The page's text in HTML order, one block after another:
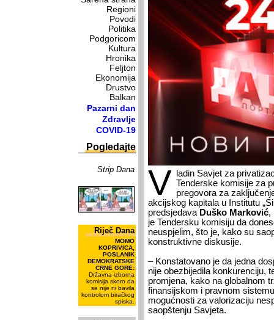
Regioni
Povodi
Politika
Podgoricom
Kultura
Hronika
Feljton
Ekonomija
Drustvo
Balkan
Pazarni dan
Zdravlje
COVID-19
Pogledajte
Strip Dana
Riječ Dana
MOMO
KOPRIVICA,
POSLANIK
DEMOKRATSKE
CRNE GORE:
Državna izborna
komisija skoro da
se nije ni bavila
kontrolom biračkog
spiska.
V
ladin Savjet za
Tenderske komisije za
pregovora za
akcijskog kapitala u Institutu
predsjedava Duško Marković,
je Tendersku komisiju da
neuspjelim, što je, kako su
konstruktivne diskusije.
– Konstatovano je da jedna
nije obezbijedila konkurenciju,
promjena, kako na globalnom
finansijskom i pravnom
mogućnosti za valorizaciju
saopštenju Savjeta.